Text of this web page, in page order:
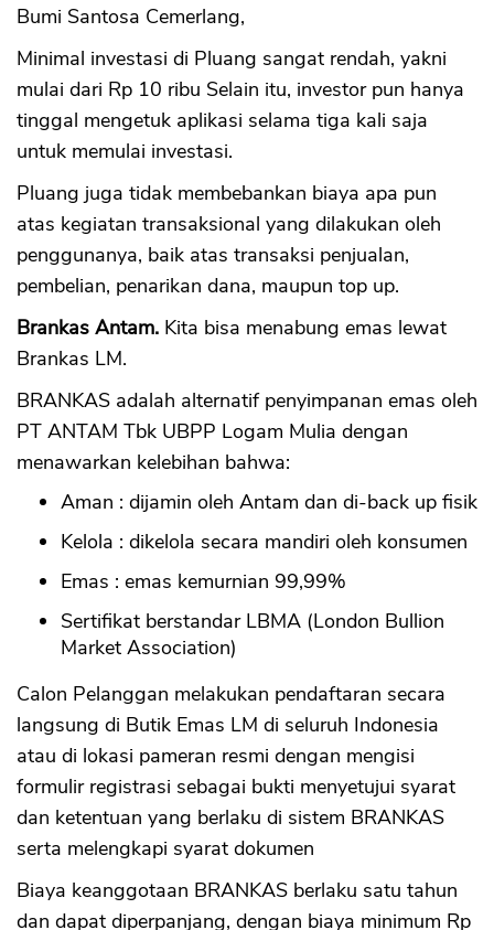
Bumi Santosa Cemerlang,
Minimal investasi di Pluang sangat rendah, yakni
mulai dari Rp 10 ribu Selain itu, investor pun hanya
tinggal mengetuk aplikasi selama tiga kali saja
untuk memulai investasi.
Pluang juga tidak membebankan biaya apa pun
atas kegiatan transaksional yang dilakukan oleh
penggunanya, baik atas transaksi penjualan,
pembelian, penarikan dana, maupun top up.
Brankas Antam. Kita bisa menabung emas lewat
Brankas LM.
BRANKAS adalah alternatif penyimpanan emas oleh
PT ANTAM Tbk UBPP Logam Mulia dengan
menawarkan kelebihan bahwa:
Aman : dijamin oleh Antam dan di-back up fisik
Kelola : dikelola secara mandiri oleh konsumen
Emas : emas kemurnian 99,99%
Sertifikat berstandar LBMA (London Bullion
Market Association)
Calon Pelanggan melakukan pendaftaran secara
langsung di Butik Emas LM di seluruh Indonesia
atau di lokasi pameran resmi dengan mengisi
formulir registrasi sebagai bukti menyetujui syarat
dan ketentuan yang berlaku di sistem BRANKAS
serta melengkapi syarat dokumen
Biaya keanggotaan BRANKAS berlaku satu tahun
dan dapat diperpanjang, dengan biaya minimum Rp